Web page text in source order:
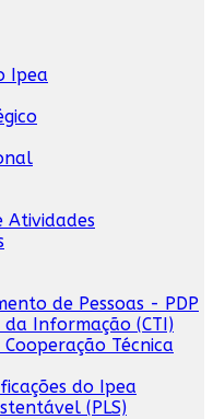
Ipea
Atividades
de Pessoas - PDP
Informação (CTI)
Técnica
do Ipea
(PLS)